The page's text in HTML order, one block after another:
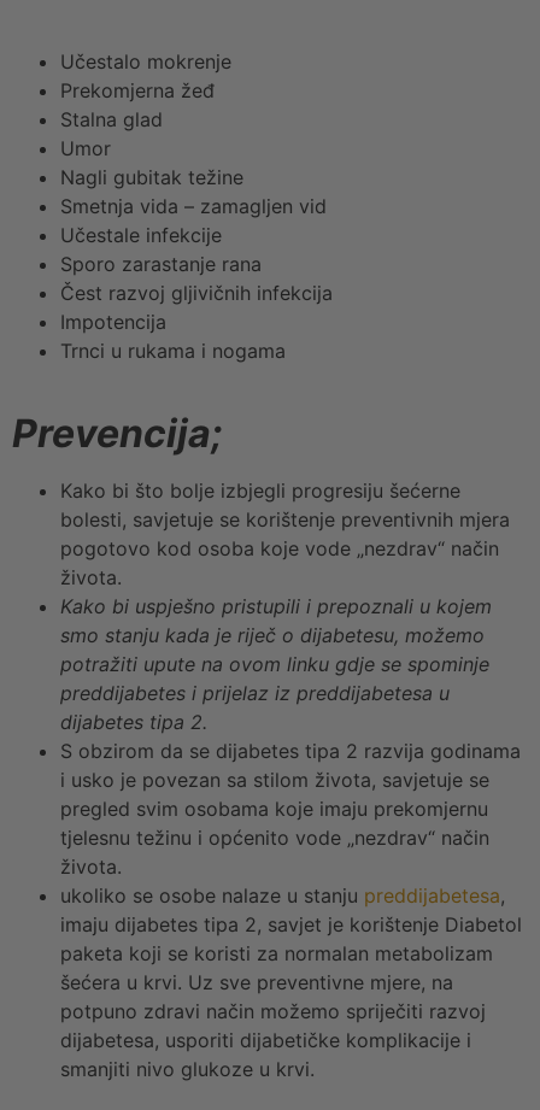
Učestalo mokrenje
Prekomjerna žeđ
Stalna glad
Umor
Nagli gubitak težine
Smetnja vida – zamagljen vid
Učestale infekcije
Sporo zarastanje rana
Čest razvoj gljivičnih infekcija
Impotencija
Trnci u rukama i nogama
Prevencija;
Kako bi što bolje izbjegli progresiju šećerne
bolesti, savjetuje se korištenje preventivnih mjera
pogotovo kod osoba koje vode „nezdrav“ način
života.
Kako bi uspješno pristupili i prepoznali u kojem
smo stanju kada je riječ o dijabetesu, možemo
potražiti upute na ovom linku gdje se spominje
preddijabetes i prijelaz iz preddijabetesa u
dijabetes tipa 2.
S obzirom da se dijabetes tipa 2 razvija godinama
i usko je povezan sa stilom života, savjetuje se
pregled svim osobama koje imaju prekomjernu
tjelesnu težinu i općenito vode „nezdrav“ način
života.
ukoliko se osobe nalaze u stanju preddijabetesa,
imaju dijabetes tipa 2, savjet je korištenje Diabetol
paketa koji se koristi za normalan metabolizam
šećera u krvi. Uz sve preventivne mjere, na
potpuno zdravi način možemo spriječiti razvoj
dijabetesa, usporiti dijabetičke komplikacije i
smanjiti nivo glukoze u krvi.